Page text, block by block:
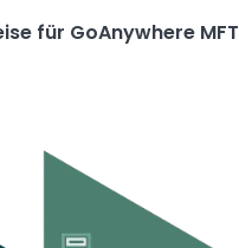
für GoAnywhere MFT